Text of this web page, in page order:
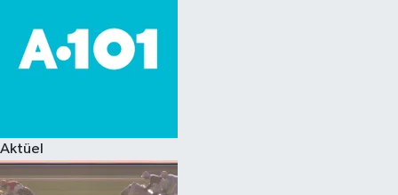
Aktüel